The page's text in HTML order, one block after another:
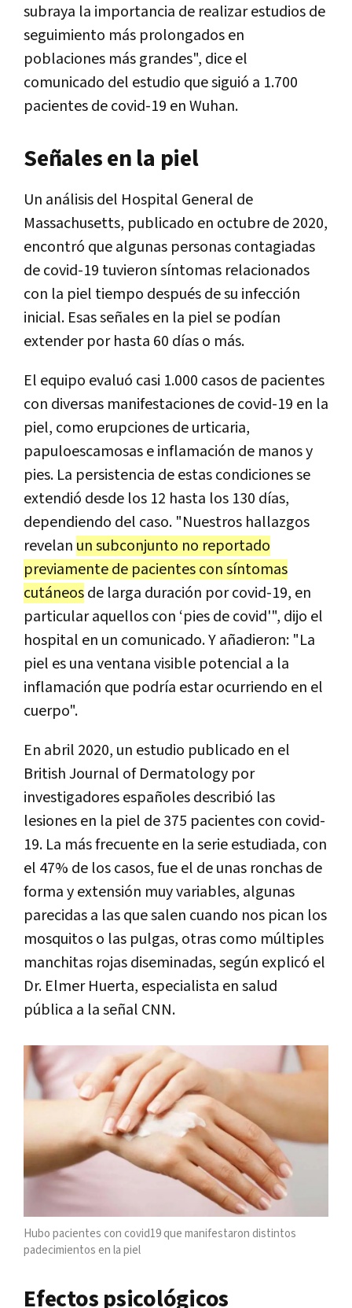
subraya la importancia de realizar estudios de
seguimiento más prolongados en
poblaciones más grandes", dice el
comunicado del estudio que siguió a 1.700
pacientes de covid-19 en Wuhan.
Señales en la piel
Un análisis del Hospital General de
Massachusetts, publicado en octubre de 2020,
encontró que algunas personas contagiadas
de covid-19 tuvieron síntomas relacionados
con la piel tiempo después de su infección
inicial. Esas señales en la piel se podían
extender por hasta 60 días o más.
El equipo evaluó casi 1.000 casos de pacientes
con diversas manifestaciones de covid-19 en la
piel, como erupciones de urticaria,
papuloescamosas e inflamación de manos y
pies. La persistencia de estas condiciones se
extendió desde los 12 hasta los 130 días,
dependiendo del caso. "Nuestros hallazgos
revelan un subconjunto no reportado
previamente de pacientes con síntomas
cutáneosde larga duración por covid-19, en
particular aquellos con ‘pies de covid'", dijo el
hospital en un comunicado. Y añadieron: "La
piel es una ventana visible potencial a la
inflamación que podría estar ocurriendo en el
cuerpo".
En abril 2020, un estudio publicado en el
British Journal of Dermatology por
investigadores españoles describió las
lesiones en la piel de 375 pacientes con covid-
19. La más frecuente en la serie estudiada, con
el 47% de los casos, fue el de unas ronchas de
forma y extensión muy variables, algunas
parecidas a las que salen cuando nos pican los
mosquitos o las pulgas, otras como múltiples
manchitas rojas diseminadas, según explicó el
Dr. Elmer Huerta, especialista en salud
pública a la señal CNN.
Hubo pacientes con covid19 que manifestaron distintos
padecimientos en la piel
Efectos psicológicos